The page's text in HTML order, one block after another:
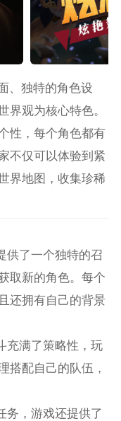
、独特的角色设
界观为核心特色。
性，每个角色都有
不仅可以体验到紧
界地图，收集珍稀
供了一个独特的召
取新的角色。每个
还拥有自己的背景
充满了策略性，玩
搭配自己的队伍，
务，游戏还提供了